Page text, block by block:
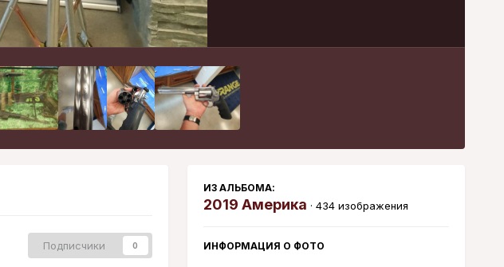
Подписчики 0
ИЗ АЛЬБОМА:
2019 Америка · 434 изображения
ИНФОРМАЦИЯ О ФОТО